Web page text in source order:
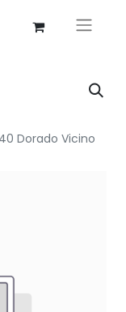
Dorado Vicino